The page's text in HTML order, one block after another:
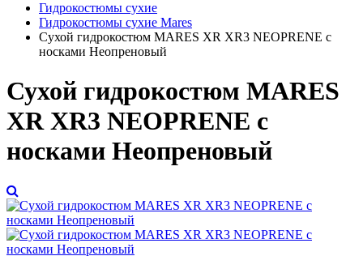
Гидрокостюмы сухие
Гидрокостюмы сухие Mares
Сухой гидрокостюм MARES XR XR3 NEOPRENE с
носками Неопреновый
Сухой гидрокостюм MARES
XR XR3 NEOPRENE с
носками Неопреновый